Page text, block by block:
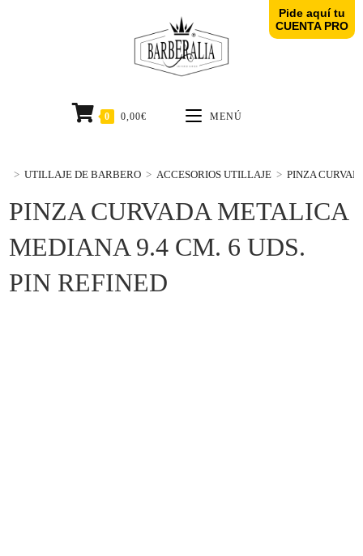
0 0,00€ MENÚ
PINZA CURVADA METALICA
MEDIANA 9.4 CM. 6 UDS.
PIN REFINED
> UTILLAJE DE BARBERO > ACCESORIOS UTILLAJE > PINZA
Pide aquí tu
CUENTA PRO